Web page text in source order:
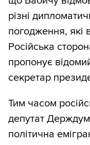
різні
погодження, які
Російська
пропонує
секретар
Тим часом
депутат
політична